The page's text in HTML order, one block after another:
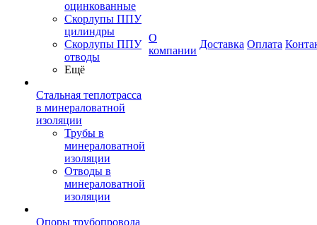
оцинкованные
Скорлупы ППУ
цилиндры
Скорлупы ППУ
отводы
Ещё
Стальная теплотрасса
в минераловатной
изоляции
Трубы в
минераловатной
изоляции
Отводы в
минераловатной
изоляции
Опоры трубопровода
О
компании
Доставка Оплата